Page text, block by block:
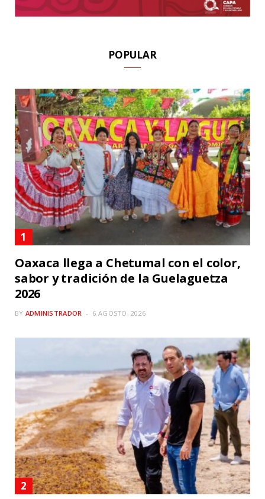
POPULAR
Oaxaca llega a Chetumal con el color,
sabor y tradición de la Guelaguetza
2026
BY ADMINISTRADOR 6 AGOSTO, 2026